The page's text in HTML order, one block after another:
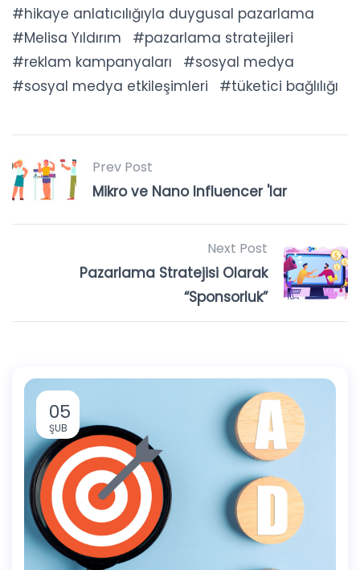
hikaye anlatıcılığıyla duygusal pazarlama
Melisa Yıldırım
pazarlama stratejileri
reklam kampanyaları
sosyal medya
sosyal medya etkileşimleri
tüketici bağlılığı
Prev Post
Mikro ve Nano Influencer 'lar
Next Post
Pazarlama Stratejisi Olarak
“Sponsorluk”
05
ŞUB